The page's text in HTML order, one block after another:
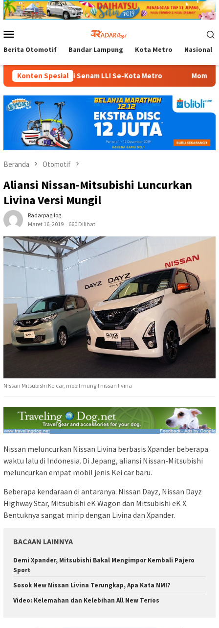
Loncat
ke
Mobile
Berita Otomotif Bandar Lampung Kota Metro Nasional
Konten Spesial
Hadiri Senam LLI Se-Kota Metro Momentum HUT
Beranda Otomotif
Aliansi Nissan-Mitsubishi Luncurkan
Livina Versi Mungil
Radarpagilog
Maret 16, 2019
660 Dilihat
Nissan Mitsubishi Keicar, mobil mungil nissan livina
Nissan meluncurkan Nissan Livina berbasis Xpander beberapa
waktu lalu di Indonesia. Di Jepang, aliansi Nissan-Mitsubishi
meluncurkan empat mobil jenis Kei car baru.
Beberapa kendaraan di antaranya: Nissan Dayz, Nissan Dayz
Highway Star, Mitsubishi eK Wagon dan Mitsubishi eK X.
Bentuknya sangat mirip dengan Livina dan Xpander.
BACAAN LAINNYA
Demi Xpander, Mitsubishi Bakal Mengimpor Kembali Pajero
Sport
Sosok New Nissan Livina Terungkap, Apa Kata NMI?
Video: Kelemahan dan Kelebihan All New Terios